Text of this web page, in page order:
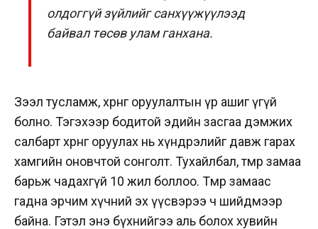
олдоггүй зүйлийг санхүүжүүлээд
байвал төсөв улам ганхана.
Зээл тусламж, хөрөнгө оруулалтын үр ашиг үгүй
болно. Тэгэхээр бодитой эдийн засгаа дэмжих
салбарт хөрөнгө оруулах нь хүндрэлийг давж гарах
хамгийн оновчтой сонголт. Тухайлбал, төмөр замаа
барьж чадахгүй 10 жил боллоо. Төмөр замаас
гадна эрчим хүчний эх үүсвэрээ ч шийдмээр
байна. Гэтэл энэ бүхнийгээ аль болох хувийн